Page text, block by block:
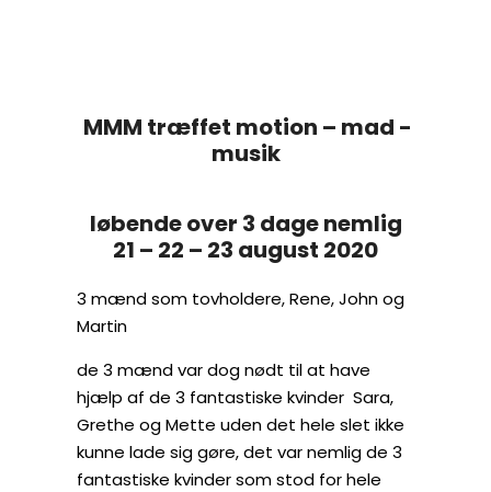
MMM træffet motion – mad -
musik
løbende over 3 dage nemlig
21 – 22 – 23 august 2020
3 mænd som tovholdere, Rene, John og
Martin
de 3 mænd var dog nødt til at have
hjælp af de 3 fantastiske kvinder Sara,
Grethe og Mette uden det hele slet ikke
kunne lade sig gøre, det var nemlig de 3
fantastiske kvinder som stod for hele